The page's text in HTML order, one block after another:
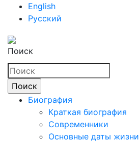
English
Русский
Поиск
Биография
Краткая биография
Современники
Основные даты жизни